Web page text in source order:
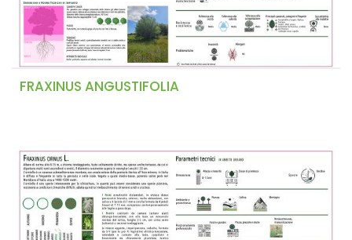
FRAXINUS ANGUSTIFOLIA